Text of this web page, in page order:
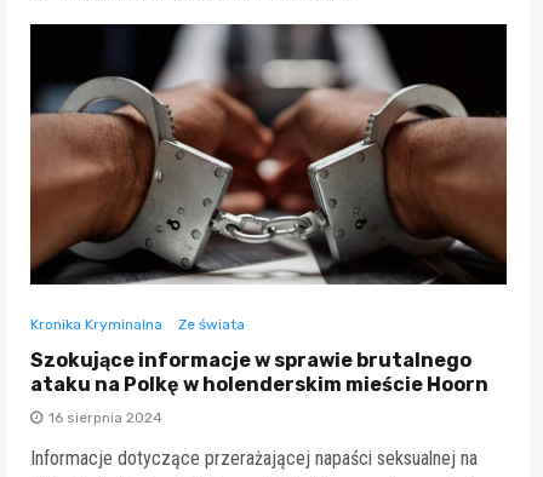
Kronika Kryminalna Ze świata
Szokujące informacje w sprawie brutalnego
ataku na Polkę w holenderskim mieście Hoorn
16 sierpnia 2024
Informacje dotyczące przerażającej napaści seksualnej na